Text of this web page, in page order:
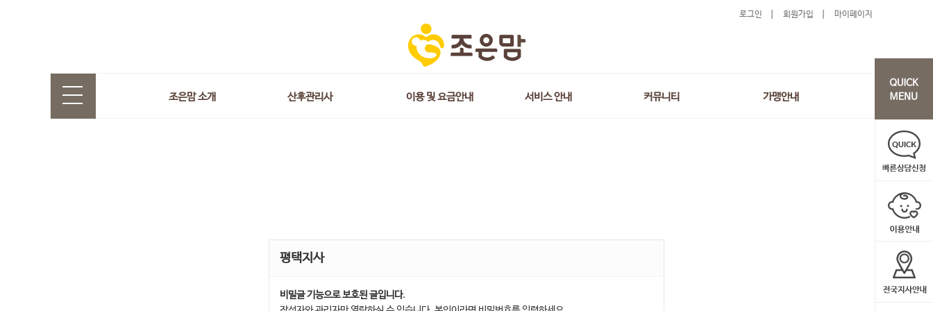
로그인 회원가입 마이페이지
조은맘 소개 산후관리사 이용 및 요금안내 서비스 안내 커뮤니티 가맹안내
평택지사
비밀글 기능으로 보호된 글입니다.